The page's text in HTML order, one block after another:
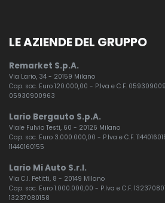
LE AZIENDE DEL GRUPPO
Remarket S.p.A.
Via Lario, 34 - 20159 Milano
Cap. soc. Euro 120.000,00 - P.Iva e C.F.
05930900963
Lario Bergauto S.p.A.
Viale Fulvio Testi, 60 - 20126 Milano
Cap. soc. Euro 3.000.000,00 - P.Iva e C.F.
11440160155
Lario Mi Auto S.r.l.
Via C.I. Petitti, 8 - 20149 Milano
Cap. soc. Euro 1.000.000,00 - P.Iva e C.F.
13237080158